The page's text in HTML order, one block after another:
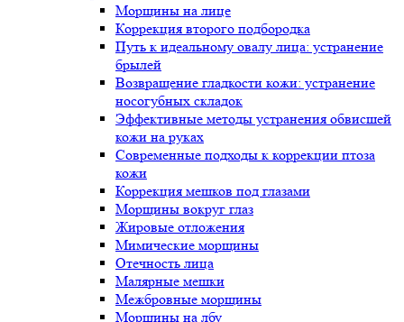
Морщины на лице
Коррекция второго подбородка
Путь к идеальному овалу лица: устранение
брылей
Возвращение гладкости кожи: устранение
носогубных складок
Эффективные методы устранения обвисшей
кожи на руках
Современные подходы к коррекции птоза
кожи
Коррекция мешков под глазами
Морщины вокруг глаз
Жировые отложения
Мимические морщины
Отечность лица
Малярные мешки
Межбровные морщины
Морщины на лбу